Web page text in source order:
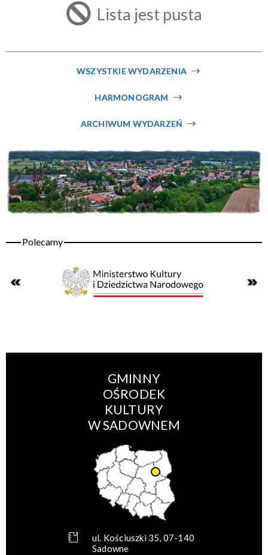
Trwające w zakresie Lista jest pusta
WSZYSTKIE WYDARZENIA
HARMONOGRAM
ARCHIWUM WYDARZEŃ
GMINNY
OŚRODEK
KULTURY
W SADOWNEM
ul. Kościuszki 35, 07-140
Sadowne